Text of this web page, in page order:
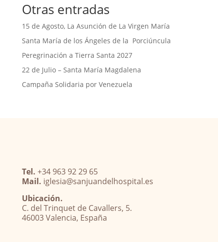
Otras entradas
15 de Agosto, La Asunción de La Virgen María
Santa María de los Ángeles de la Porciúncula
Peregrinación a Tierra Santa 2027
22 de Julio – Santa María Magdalena
Campaña Solidaria por Venezuela
Tel. +34 963 92 29 65
Mail. iglesia@sanjuandelhospital.es
Ubicación.
C. del Trinquet de Cavallers, 5.
46003 Valencia, España